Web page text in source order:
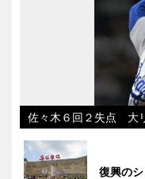
佐々木６回２失点 大
復興の